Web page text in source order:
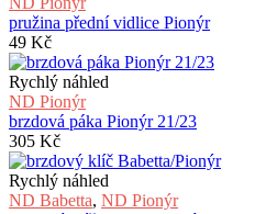
pružina přední vidlice Pionýr
49 Kč
Rychlý náhled
ND Pionýr
brzdová páka Pionýr 21/23
305 Kč
Rychlý náhled
ND Babetta, ND Pionýr